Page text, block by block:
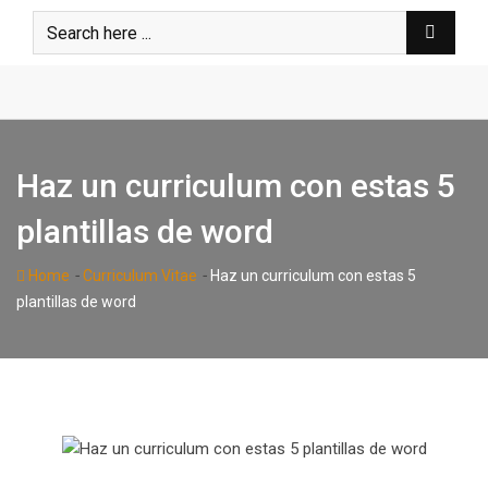
Haz un curriculum con estas 5
plantillas de word
Home -Curriculum Vitae - Haz un curriculum con estas 5
plantillas de word